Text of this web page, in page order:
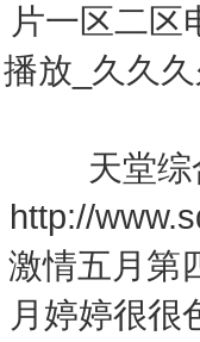
片一区二区
播放_久久
天堂综
http://
激情五月第
月婷婷很很